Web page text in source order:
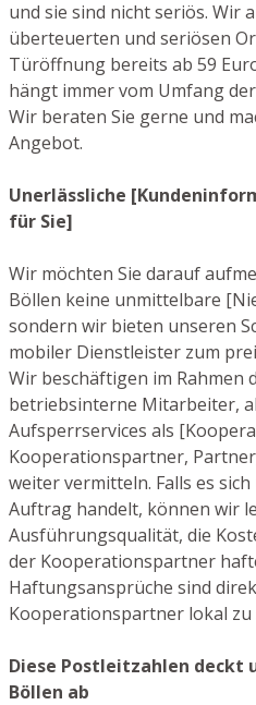
und sie sind nicht seriös. Wir
überteuerten und seriösen
Türöffnung bereits ab 59
hängt immer vom Umfang
Wir beraten Sie gerne und
Angebot.
Unerlässliche
für Sie]
Wir möchten Sie darauf
Böllen keine unmittelbare
sondern wir bieten unseren
mobiler Dienstleister zum
Wir beschäftigen im Rahmen
betriebsinterne Mitarbeiter,
Aufsperrservices als
Kooperationspartner,
weiter vermitteln. Falls es
Auftrag handelt, können wir
Ausführungsqualität, die
der Kooperationspartner
Haftungsansprüche sind
Kooperationspartner lokal zu
Diese Postleitzahlen deckt
Böllen ab